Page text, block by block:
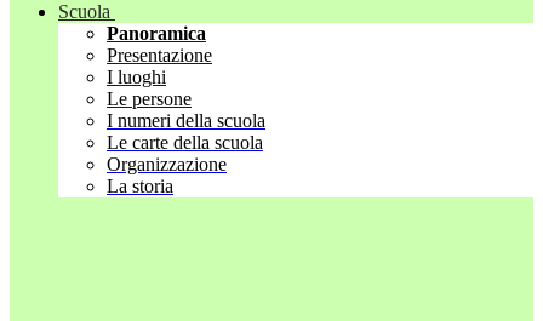
Scuola
Panoramica
Presentazione
I luoghi
Le persone
I numeri della scuola
Le carte della scuola
Organizzazione
La storia